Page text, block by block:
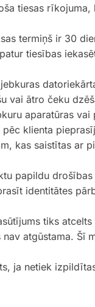
tiesas rīkojuma,
termiņš ir 30
tiesības
vai ātro čeku
aparatūras vai
klienta
kas saistītas ar
papildu
identitātes
tiks atcelts
atgūstama. Šī
ja netiek